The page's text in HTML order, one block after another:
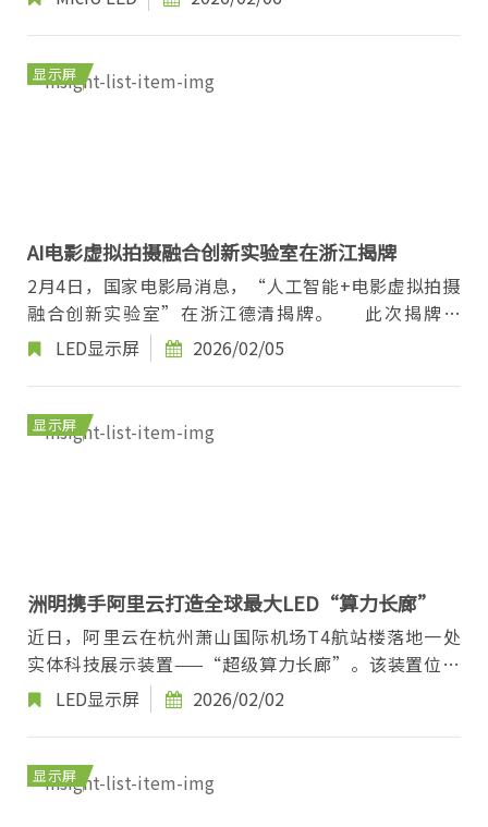
显示屏
AI电影虚拟拍摄融合创新实验室在浙江揭牌
2月4日，国家电影局消息，“人工智能+电影虚拟拍摄
融合创新实验室”在浙江德清揭牌。 此次揭牌的
“人工智能+电影虚拟拍摄融合创新实验室”...
LED显示屏 2026/02/05
显示屏
洲明携手阿里云打造全球最大LED“算力长廊”
近日，阿里云在杭州萧山国际机场T4航站楼落地一处
实体科技展示装置——“超级算力长廊”。该装置位于
航站楼核心通行区域，全长约88米，向往来旅客开
LED显示屏 2026/02/02
显示屏